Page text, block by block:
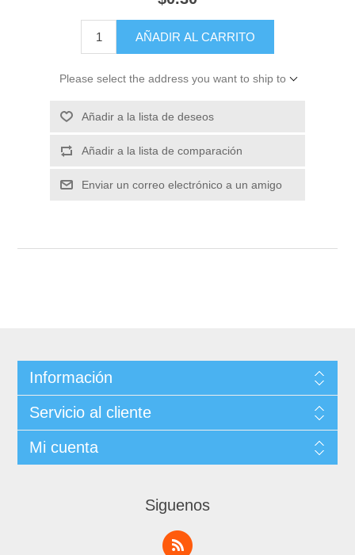
Please select the address you want to ship to
Información
Servicio al cliente
Mi cuenta
Siguenos